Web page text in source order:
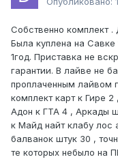
Собственно комплект .
Была куплена на Савке
1год. Приставка не
гарантии. В лайве не
проплаченным лайвом
комплект карт к Гире
Адон к ГТА 4 , Аркады
к Майд найт клабу
балванок штук 30 ,
те которых небыло на